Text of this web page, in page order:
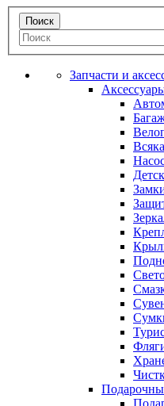
Запчасти и